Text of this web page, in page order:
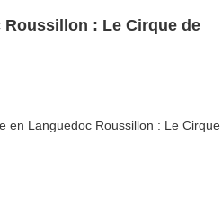
Roussillon : Le Cirque de